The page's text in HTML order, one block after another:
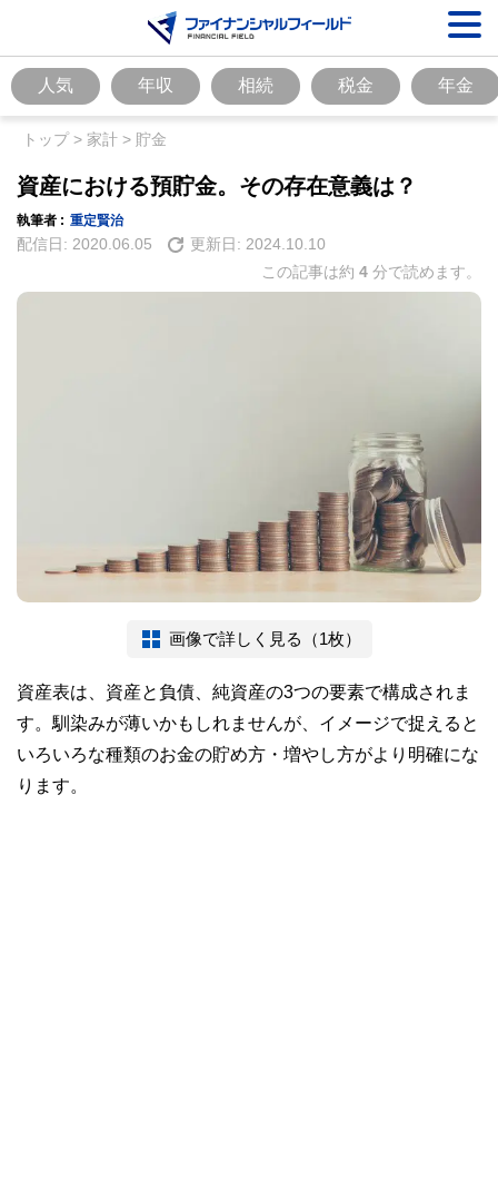
人気 年収 相続 税金 年金
トップ> 家計 > 貯金
資産における預貯金。その存在意義は？
執筆者 : 重定賢治
配信日: 2020.06.05 更新日: 2024.10.10
この記事は約 4 分で読めます。
画像で詳しく見る（1枚）
資産表は、資産と負債、純資産の3つの要素で構成されま
す。馴染みが薄いかもしれませんが、イメージで捉えると
いろいろな種類のお金の貯め方・増やし方がより明確にな
ります。